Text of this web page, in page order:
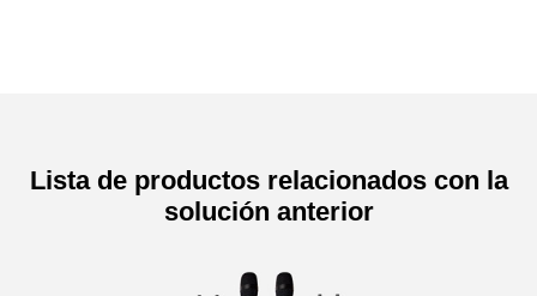
Lista de productos relacionados con la
solución anterior